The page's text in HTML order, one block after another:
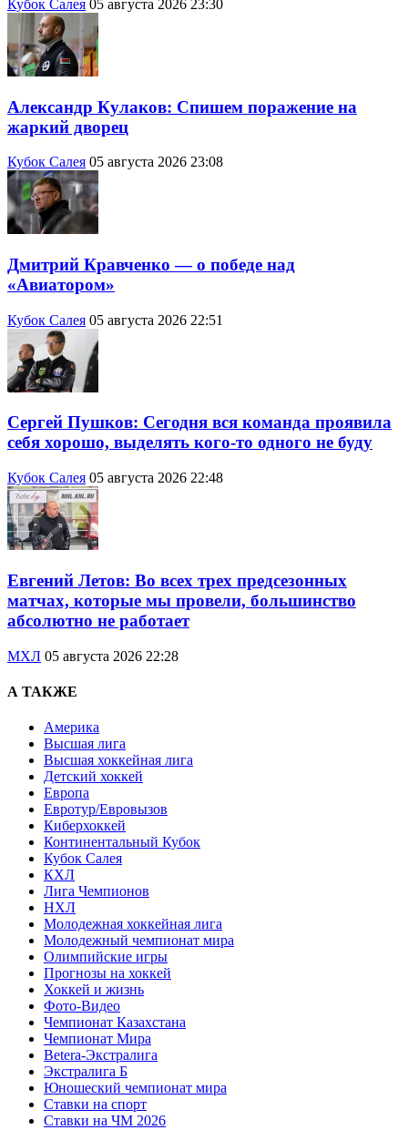
Кубок Салея 05 августа 2026 23:30
Александр Кулаков: Спишем поражение на
жаркий дворец
Кубок Салея 05 августа 2026 23:08
Дмитрий Кравченко — о победе над
«Авиатором»
Кубок Салея 05 августа 2026 22:51
Сергей Пушков: Сегодня вся команда проявила
себя хорошо, выделять кого-то одного не буду
Кубок Салея 05 августа 2026 22:48
Евгений Летов: Во всех трех предсезонных
матчах, которые мы провели, большинство
абсолютно не работает
МХЛ 05 августа 2026 22:28
А ТАКЖЕ
Америка
Высшая лига
Высшая хоккейная лига
Детский хоккей
Европа
Евротур/Евровызов
Киберхоккей
Континентальный Кубок
Кубок Салея
КХЛ
Лига Чемпионов
НХЛ
Молодежная хоккейная лига
Молодежный чемпионат мира
Олимпийские игры
Прогнозы на хоккей
Хоккей и жизнь
Фото-Видео
Чемпионат Казахстана
Чемпионат Мира
Betera-Экстралига
Экстралига Б
Юношеский чемпионат мира
Ставки на спорт
Ставки на ЧМ 2026